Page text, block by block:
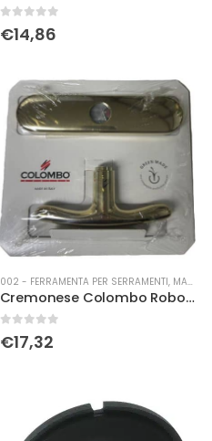
Su 5
€14,86
002 - FERRAMENTA PER SERRAMENTI, MANIGLIERIA
Cremonese Colombo Robot c/bu olv
Su 5
€17,32